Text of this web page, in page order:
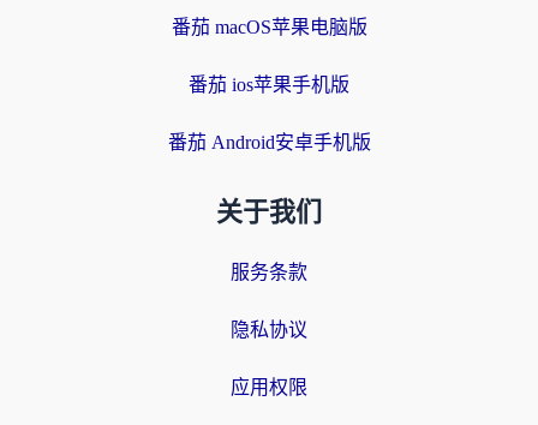
番茄 macOS苹果电脑版
番茄 ios苹果手机版
番茄 Android安卓手机版
关于我们
服务条款
隐私协议
应用权限